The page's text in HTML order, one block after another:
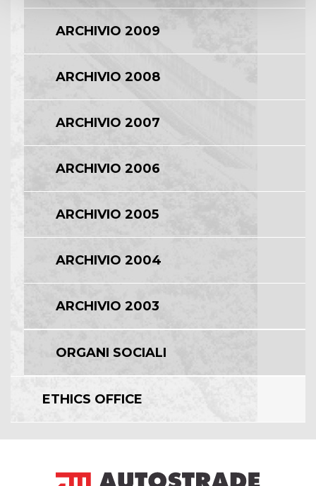
ARCHIVIO 2009
ARCHIVIO 2008
ARCHIVIO 2007
ARCHIVIO 2006
ARCHIVIO 2005
ARCHIVIO 2004
ARCHIVIO 2003
ORGANI SOCIALI
ETHICS OFFICE